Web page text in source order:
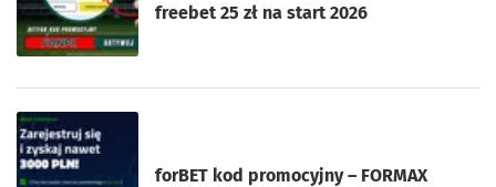
freebet 25 zł na start 2026
forBET kod promocyjny – FORMAX